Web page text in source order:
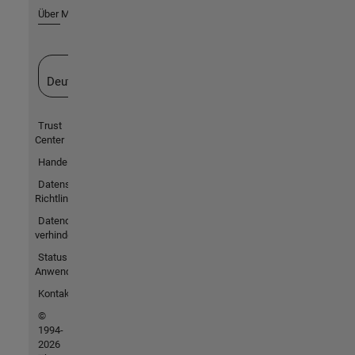
Über MathWorks
Deutschland
Trust
Center
Handelsmarken
Datenschutz-
Richtlinien
Datendiebstahl
verhindern
Status von
Anwendungen
Kontakt
©
1994-
2026